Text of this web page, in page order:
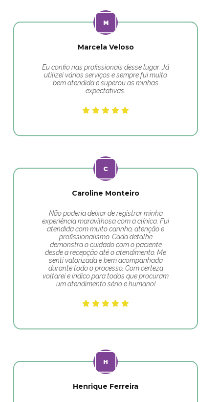
Marcela Veloso
Eu confio nas profissionais desse lugar. Já
utilizei vários serviços e sempre fui muito
bem atendida e superou as minhas
expectativas.
Caroline Monteiro
Não poderia deixar de registrar minha
experiência maravilhosa com a clínica. Fui
atendida com muito carinho, atenção e
profissionalismo. Cada detalhe
demonstra o cuidado com o paciente
desde a recepção até o atendimento. Me
senti valorizada e bem acompanhada
durante todo o processo. Com certeza
voltarei e indico para todos que procuram
um atendimento sério e humano!
Henrique Ferreira